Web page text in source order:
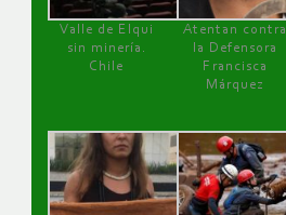
Valle de Elqui
sin minería.
Chile
Atentan contra
la Defensora
Francisca
Márquez